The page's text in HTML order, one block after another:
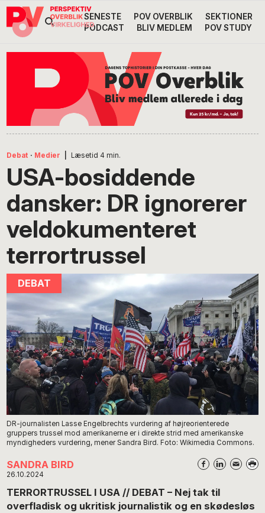
Gå
direkte
Skip
indhold
Gå
direkte
Header
SENESTE POV OVERBLIK
SEKTIONER
PODCAST
BLIV MEDLEM POV STUDY
Debat · Medier Læsetid 4 min.
USA-bosiddende
dansker: DR ignorerer
veldokumenteret
terrortrussel
DR-journalisten Lasse Engelbrechts vurdering af højreorienterede
gruppers trussel mod amerikanerne er i direkte strid med amerikanske
myndigheders vurdering, mener Sandra Bird. Foto: Wikimedia Commons.
SANDRA BIRD
26.10.2024
TERRORTRUSSEL I USA // DEBAT – Nej tak til
overfladisk og ukritisk journalistik og en skødesløs